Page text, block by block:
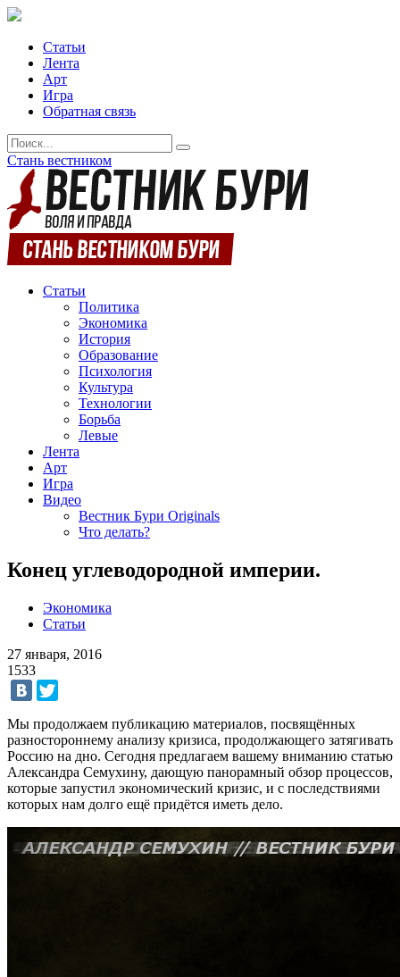
Статьи
Лента
Арт
Игра
Обратная связь
Стань вестником
Статьи
Политика
Экономика
История
Образование
Психология
Культура
Технологии
Борьба
Левые
Лента
Арт
Игра
Видео
Вестник Бури Originals
Что делать?
Конец углеводородной империи.
Экономика
Статьи
27 января, 2016
1533
Мы продолжаем публикацию материалов, посвящённых
разностороннему анализу кризиса, продолжающего затягивать
Россию на дно. Сегодня предлагаем вашему вниманию статью
Александра Семухину, дающую панорамный обзор процессов,
которые запустил экономический кризис, и с последствиями
которых нам долго ещё придётся иметь дело.